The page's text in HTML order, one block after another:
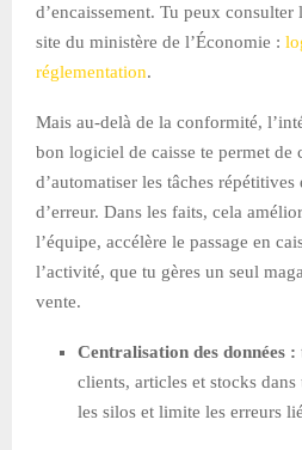
d’encaissement. Tu peux
site du ministère de l’Économie :
réglementation.
Mais au-delà de la conformité,
bon logiciel de caisse te permet de
d’automatiser les tâches
d’erreur. Dans les faits, cela
l’équipe, accélère le passage en
l’activité, que tu gères un seul
vente.
Centralisation des données :
clients, articles et stocks
les silos et limite les erreurs